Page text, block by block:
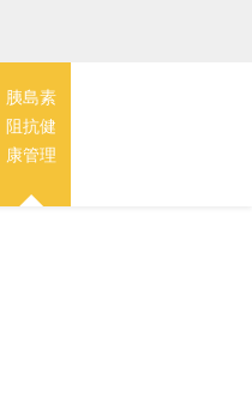
胰島素
阻抗健
康管理